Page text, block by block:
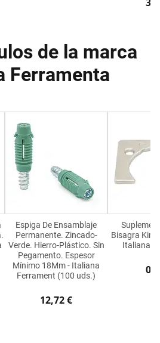
de la marca
Ferramenta
Espiga De Ensamblaje
Permanente. Zincado-
Verde. Hierro-Plástico. Sin
Pegamento. Espesor
Mínimo 18Mm - Italiana
Ferrament (100 uds.)
12,72 €
Bisagra
Italiana